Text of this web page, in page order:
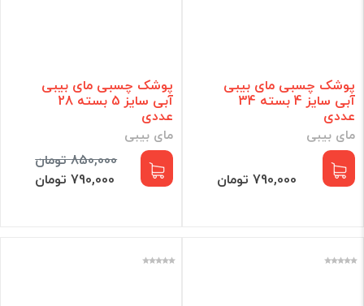
پوشک چسبی مای بیبی
آبی سایز 4 بسته 34
عددی
مای بیبی
790,000 تومان
پوشک چسبی مای بیبی
آبی سایز 5 بسته 28
عددی
مای بیبی
850,000 تومان
790,000 تومان